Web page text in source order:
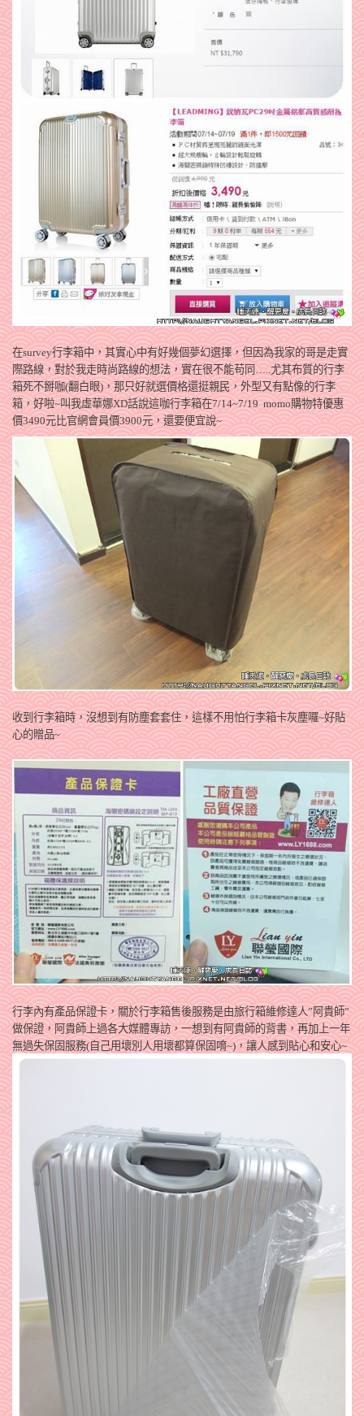
在survey行李箱中，其實心中有好幾個夢幻選擇，但因為我家的哥是走實
際路線，對於我走時尚路線的想法，實在很不能苟同…..尤其布質的行李
箱死不掰咖(翻白眼)，那只好就選價格還挺親民，外型又有點像的行李
箱，好啦~叫我虛華娜XD話說這咖行李箱在7/14~7/19 momo購物特優惠
價3490元比官網會員價3900元，還要便宜說~
收到行李箱時，沒想到有防塵套套住，這樣不用怕行李箱卡灰塵囉~好貼
心的贈品~
行李內有產品保證卡，關於行李箱售後服務是由旅行箱維修達人”阿貴師”
做保證，阿貴師上過各大媒體專訪，一想到有阿貴師的背書，再加上一年
無過失保固服務(自己用壞別人用壞都算保固唷~)，讓人感到貼心和安心~